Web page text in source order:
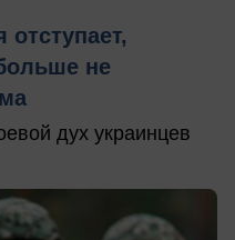
отступает,
не
дух украинцев